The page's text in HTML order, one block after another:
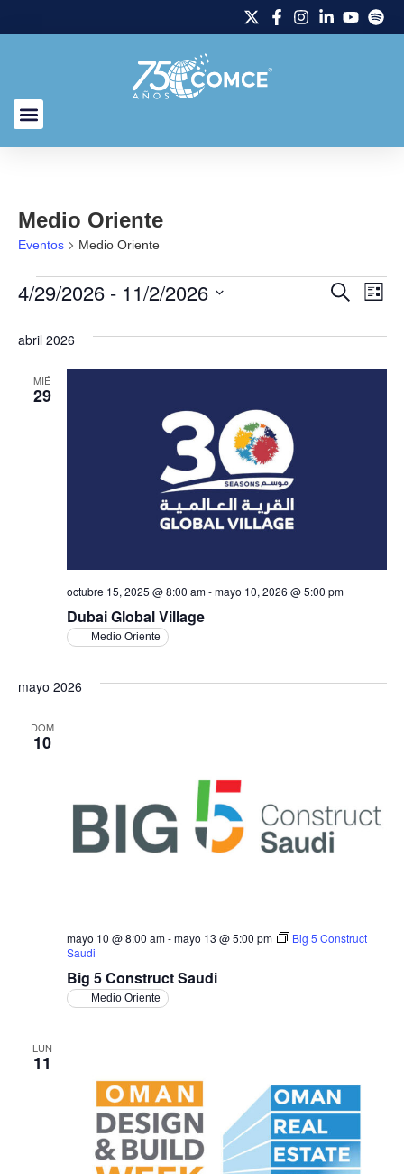
Medio Oriente
Eventos Medio Oriente
Buscar
Lista
4/29/2026 - 11/2/2026
fecha.
abril 2026
MIÉ
29
Dubai Global Village
octubre 15, 2025 @ 8:00 am-mayo 10, 2026 @ 5:00 pm
Medio Oriente
mayo 2026
DOM
10
Big 5 Construct Saudi
mayo 10 @ 8:00 am-mayo 13 @ 5:00 pm
Big 5 Construct
Saudi
Medio Oriente
LUN
11